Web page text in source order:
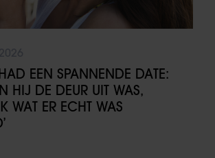
EEN SPANNENDE DATE:
HIJ DE DEUR UIT WAS,
WAT ER ECHT WAS